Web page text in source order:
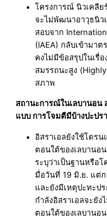
โครงการณ์ นิวเคลี
จะไม่พัฒนาอาวุธนิว
สอบจาก
(IAEA) กลับเข้ามา
คงไม่มีข้อสรุปในเรื่อ
สมรรถนะสูง
สภาพ
สถานะการณ์ในเลบานอน
แบบ การโจมตีมีบ้างปะปร
อิสราเอลยังใช้โดร
ตอนใต้ของเลบานอ
ระบุว่าเป็นฐานหรือ
มื่อวันที่ 19 มิ.ย. แต่
และยังมีเหตุปะทะป
กำลังอิสราเอลจะยั
ตอนใต้ของเลบานอ